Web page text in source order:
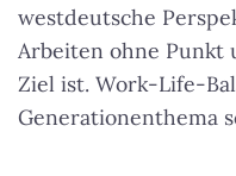
westdeutsche
Arbeiten ohne Punkt
Ziel ist. Work-Life-
Generationenthema